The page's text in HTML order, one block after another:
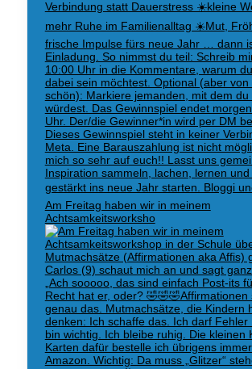
Am Freitag haben wir in meinem
Achtsamkeitsworksho